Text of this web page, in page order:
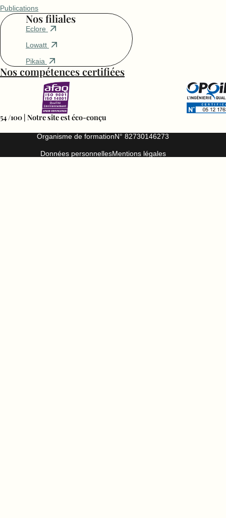
Publications
Nos filiales
Eclore
Lowatt
Pikaia
Nos compétences certifiées
54 /100 | Notre site est éco-conçu
Organisme de formationN° 82730146273
Données personnellesMentions légales